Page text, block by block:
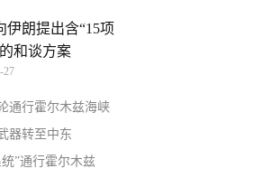
伊朗提出含“15项
和谈方案
27
通行霍尔木兹海峡
器转至中东
”通行霍尔木兹